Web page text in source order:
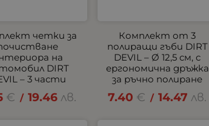
четки за
на
DIRT
– 3 части
€ / 19.46 лв.
Комплект от 3
полиращи гъби DIRT
DEVIL – Ø 12,5 см, с
ергономична дръжка
за ръчно полиране
7.40 € / 14.47 лв.